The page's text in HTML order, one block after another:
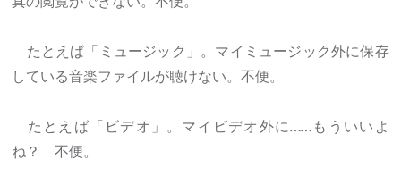
たとえば「ミュージック」。マイミュージック外に保存
している音楽ファイルが聴けない。不便。
たとえば「ビデオ」。マイビデオ外に……もういいよ
ね？ 不便。